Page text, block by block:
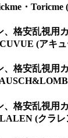
・Toricme
格安乱視
(アキ
格安乱視
格安乱視
(クラレ